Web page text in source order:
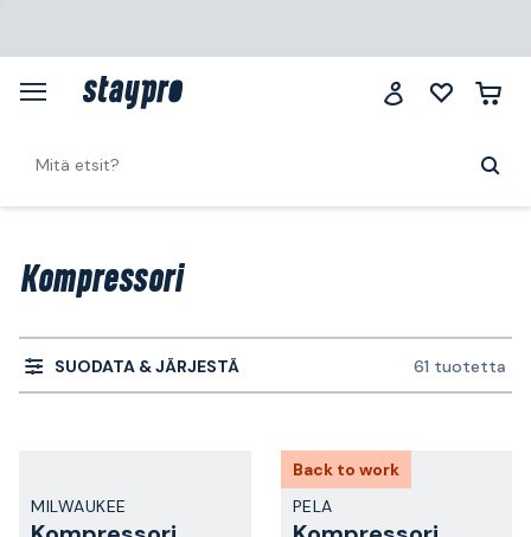
Kompressori
SUODATA & JÄRJESTÄ 61 tuotetta
MILWAUKEE
Back to work
PELA